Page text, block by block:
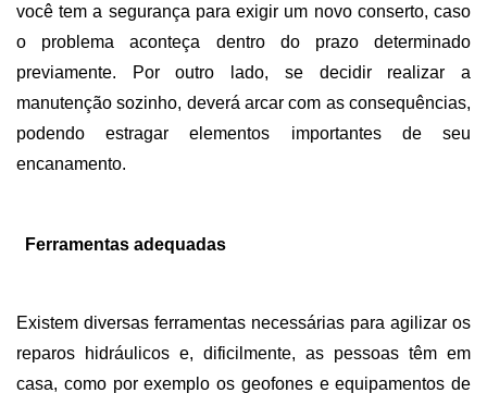
você tem a segurança para exigir um novo conserto, caso
o problema aconteça dentro do prazo determinado
previamente. Por outro lado, se decidir realizar a
manutenção sozinho, deverá arcar com as consequências,
podendo estragar elementos importantes de seu
encanamento.
Ferramentas adequadas
Existem diversas ferramentas necessárias para agilizar os
reparos hidráulicos e, dificilmente, as pessoas têm em
casa, como por exemplo os geofones e equipamentos de